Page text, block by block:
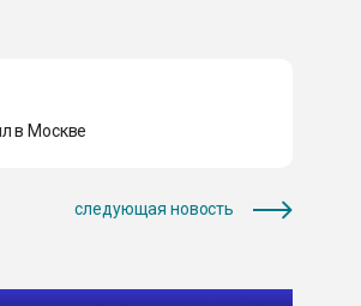
в Москве
следующая новость